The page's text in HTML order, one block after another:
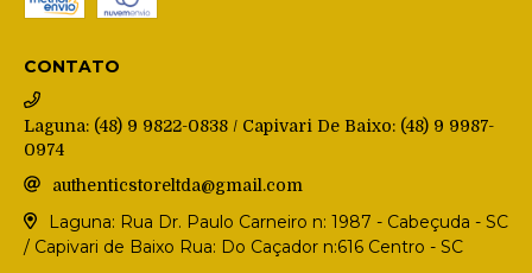
CONTATO
Laguna: (48) 9 9822-0838 / Capivari De Baixo: (48) 9 9987-
0974
authenticstoreltda@gmail.com
Laguna: Rua Dr. Paulo Carneiro n: 1987 - Cabeçuda - SC
/ Capivari de Baixo Rua: Do Caçador n:616 Centro - SC